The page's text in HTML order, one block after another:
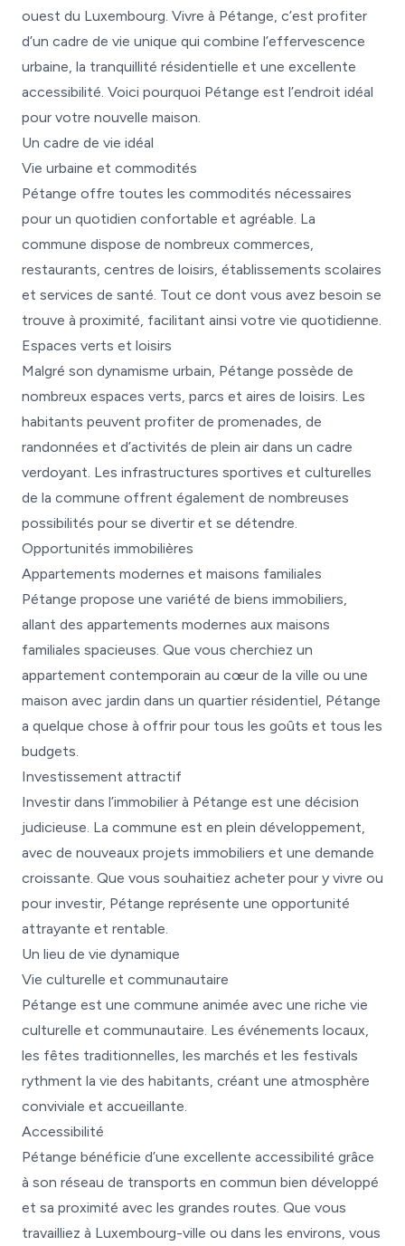
ouest du Luxembourg. Vivre à Pétange, c’est profiter
d’un cadre de vie unique qui combine l’effervescence
urbaine, la tranquillité résidentielle et une excellente
accessibilité. Voici pourquoi Pétange est l’endroit idéal
pour votre nouvelle maison.
Un cadre de vie idéal
Vie urbaine et commodités
Pétange offre toutes les commodités nécessaires
pour un quotidien confortable et agréable. La
commune dispose de nombreux commerces,
restaurants, centres de loisirs, établissements scolaires
et services de santé. Tout ce dont vous avez besoin se
trouve à proximité, facilitant ainsi votre vie quotidienne.
Espaces verts et loisirs
Malgré son dynamisme urbain, Pétange possède de
nombreux espaces verts, parcs et aires de loisirs. Les
habitants peuvent profiter de promenades, de
randonnées et d’activités de plein air dans un cadre
verdoyant. Les infrastructures sportives et culturelles
de la commune offrent également de nombreuses
possibilités pour se divertir et se détendre.
Opportunités immobilières
Appartements modernes et maisons familiales
Pétange propose une variété de biens immobiliers,
allant des appartements modernes aux maisons
familiales spacieuses. Que vous cherchiez un
appartement contemporain au cœur de la ville ou une
maison avec jardin dans un quartier résidentiel, Pétange
a quelque chose à offrir pour tous les goûts et tous les
budgets.
Investissement attractif
Investir dans l’immobilier à Pétange est une décision
judicieuse. La commune est en plein développement,
avec de nouveaux projets immobiliers et une demande
croissante. Que vous souhaitiez acheter pour y vivre ou
pour investir, Pétange représente une opportunité
attrayante et rentable.
Un lieu de vie dynamique
Vie culturelle et communautaire
Pétange est une commune animée avec une riche vie
culturelle et communautaire. Les événements locaux,
les fêtes traditionnelles, les marchés et les festivals
rythment la vie des habitants, créant une atmosphère
conviviale et accueillante.
Accessibilité
Pétange bénéficie d’une excellente accessibilité grâce
à son réseau de transports en commun bien développé
et sa proximité avec les grandes routes. Que vous
travailliez à Luxembourg-ville ou dans les environs, vous